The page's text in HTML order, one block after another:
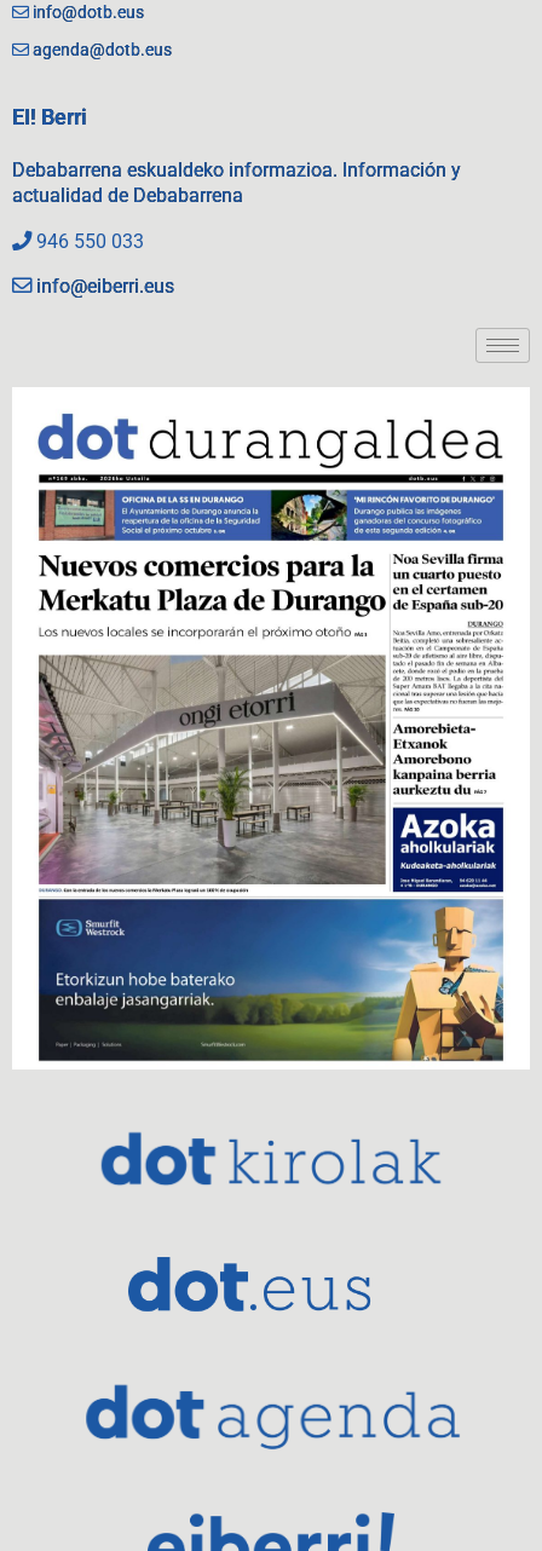
info@dotb.eus
agenda@dotb.eus
EI! Berri
Debabarrena eskualdeko informazioa. Información y
actualidad de Debabarrena
946 550 033
info@eiberri.eus